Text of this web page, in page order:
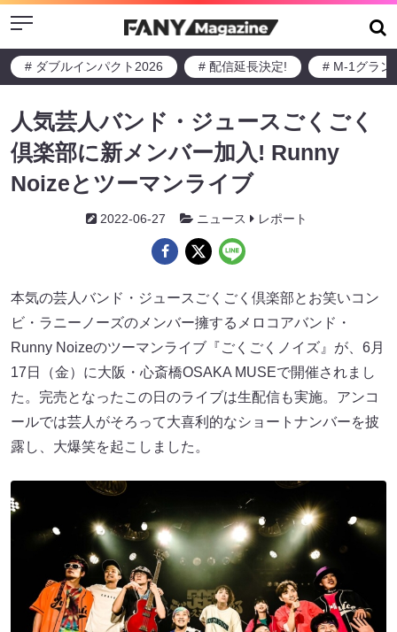
Menu
# ダブルインパクト2026 # 配信延長決定! # M-1グラン
人気芸人バンド・ジュースごくごく
倶楽部に新メンバー加入! Runny
Noizeとツーマンライブ
2022-06-27 ニュース レポート
本気の芸人バンド・ジュースごくごく倶楽部とお笑いコン
ビ・ラニーノーズのメンバー擁するメロコアバンド・
Runny Noizeのツーマンライブ『ごくごくノイズ』が、6月
17日（金）に大阪・心斎橋OSAKA MUSEで開催されまし
た。完売となったこの日のライブは生配信も実施。アンコ
ールでは芸人がそろって大喜利的なショートナンバーを披
露し、大爆笑を起こしました。